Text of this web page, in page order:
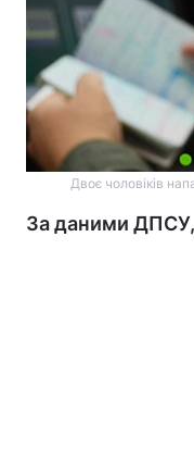
Двоє чоловіків
За даними ДПСУ,